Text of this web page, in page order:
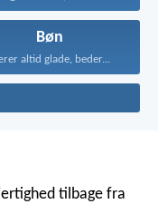
Bøn
altid glade, beder...
tilbage fra